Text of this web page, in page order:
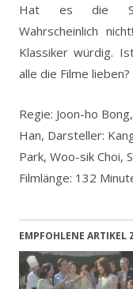
Hat es die
Wahrscheinlich
Klassiker würdig.
alle die Filme
Regie: Joon-ho
Han, Darsteller:
Park, Woo-sik Choi,
Filmlänge: 132
EMPFOHLENE ARTIKEL